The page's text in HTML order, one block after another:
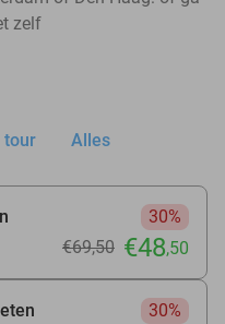
zelf
tour Alles
30%
€69,50 €48,50
30%